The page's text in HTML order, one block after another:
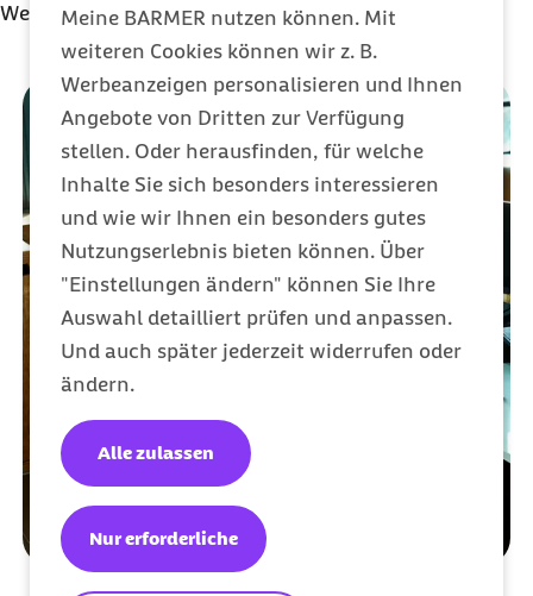
Meine BARMER nutzen können. Mit
weiteren Cookies können wir z. B.
Werbeanzeigen personalisieren und Ihnen
Angebote von Dritten zur Verfügung
stellen. Oder herausfinden, für welche
Inhalte Sie sich besonders interessieren
und wie wir Ihnen ein besonders gutes
Nutzungserlebnis bieten können. Über
"Einstellungen ändern" können Sie Ihre
Auswahl detailliert prüfen und anpassen.
Und auch später jederzeit widerrufen oder
ändern.
Nur erforderliche
Alle zulassen
Weitere Informationen: www.insea-aktiv.de